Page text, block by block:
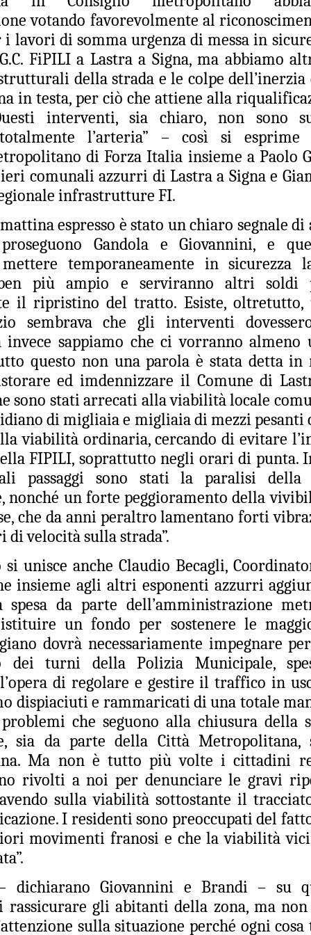
votando favorevolmente al
i lavori di somma urgenza di messa in
FiPILI a Lastra a Signa, ma abbiamo
della strada e le colpe
in testa, per ciò che attiene alla
interventi, sia chiaro, non sono
l’arteria” – così si esprime
di Forza Italia insieme a Paolo
comunali azzurri di Lastra a Signa e
infrastrutture FI.
espresso è stato un chiaro segnale di
Gandola e Giovannini, e
temporaneamente in sicurezza
più ampio e serviranno altri soldi
il ripristino del tratto. Esiste, oltretutto,
sembrava che gli interventi
invece sappiamo che ci vorranno
questo non una parola è stata detta
ed imdennizzare il Comune di
sono stati arrecati alla viabilità locale
di migliaia e migliaia di mezzi pesanti
viabilità ordinaria, cercando di evitare
FIPILI, soprattutto negli orari di punta.
passaggi sono stati la paralisi della
nonché un forte peggioramento della
che da anni peraltro lamentano forti
di velocità sulla strada”.
unisce anche Claudio Becagli,
insieme agli altri esponenti azzurri
spesa da parte dell’amministrazione
un fondo per sostenere le
dovrà necessariamente impegnare
dei turni della Polizia Municipale,
di regolare e gestire il traffico in
dispiaciuti e rammaricati di una totale
che seguono alla chiusura della
sia da parte della Città
Ma non è tutto più volte i cittadini
rivolti a noi per denunciare le gravi
sulla viabilità sottostante il
I residenti sono preoccupati del
movimenti franosi e che la viabilità
– dichiarano Giovannini e Brandi – su
rassicurare gli abitanti della zona, ma
sulla situazione perché ogni
“In vista dell’incontro già
la conferenza dei sindaci
(Firenze, Empoli, Prato e
della società della salute
parteciperanno
che rappresentano. Non
ed unica contro lo
assistenziale”.
AUG
26
MUSEO MANZI,
GANDOLA: MOLTO
BENE
L’INSTALLAZIONE
DEI CARTELLI
STRADALI, ADESSO
PERO’ OCCORRE
ACCELLERARE
NELL’AVVIO DEI
LAVORI
MUSEO MANZI, GANDOLA:
MOLTO BENE L’INSTALLAZIONE
DEI CARTELLI STRADALI PER
SEGNALARE IL MUSEO,
ADESSO PERO’ OCCORRE
ACCELLERARE NELL’AVVIO DEI
SICUREZZA DEI LOCALI
“Finalmente dopo circa 2 anni di
attesa dall’approvazione
all'umanità della mozione da noi
presentata l’amministrazione
comunale ha provveduto ad
installare, proprio nei giorni scorsi,
i cartelli stradali che indicano la
presenza del museo Antonio
Manzi, accolto negli splendidi
saloni di villa Rucellai.
AUG
26
GUARDIA MEDICA,
DA MAGGIO A LUGLIO
SI SONO
REGISTRATE A
CAMPI BISENZIO 19
SCOPERTURE DEL
SERVIZIO. GANDOLA:
“UN FATTO
INACCETTABILE”
GUARDIA MEDICA, DA MAGGIO
A LUGLIO SI SONO
REGISTRATE A CAMPI
BISENZIO 19 SCOPERTURE
DEL SERVIZIO. GANDOLA: “UN
FATTO INACCETTABILE”
medica a Campi Bisenzio. Anche
in questi mesi estivi a causa della
cronica assenza del personale, a
Campi Bisenzio si sono svolte
numerose interruzioni del servizio
di Guardia Medica costringendo i
nostri cittadini a recarsi presso gli
ambulatori presenti a Sesto
Fiorentino o nell’area delle Signe”.
NUOVE AULE UNIVERSITARIE ALL’INTERNO DEL
POLO SCIENTIFICO, GANDOLA: CANTIERE
FERMO. L’AVVIO DEI LAVORI RINVIATO A META’
SETTEMBRE
AULE UNIVERSITARIE ALL’INTERNO DEL POLO
GANDOLA: CANTIERE FERMO. L’AVVIO DEI LAVORI
A META’ SETTEMBRE
FIRENZE ESCLUSA DALLE CITTÀ IN CORSA PER
OSPITARE L’EUROVISION SONG CONTEST.
GANDOLA: UNA PESSIMA NOTIZIA CHE
DIMOSTRA IL GRAVE DEFICIT
INFRASTRUTTURALE
ESCLUSA DALLE CITTÀ IN CORSA PER OSPITARE
SONG CONTEST.
CHIUSA LA FILIALE BANCARIA DI SAN DONNINO,
GANDOLA, CARUSO E TESI (FI): IL COMUNE NON
HA TUTELATO I RESIDENTI DELLA FRAZIONE.
LA FILIALE BANCARIA DI SAN DONNINO, GANDOLA,
E TESI (FI): IL COMUNE NON HA TUTELATO I RESIDENTI
FRAZIONE.
le 500 firme raccolte dai residenti di San Donnino, la
di Banca Intesa ha tirato dritto e la filiale della Cassa di
è completato il lento declino della frazione".
FRANA PANORAMICA COLLI ALTI A MONTE
MORELLO, GANDOLA: I LAVORI, ATTESI DA 8